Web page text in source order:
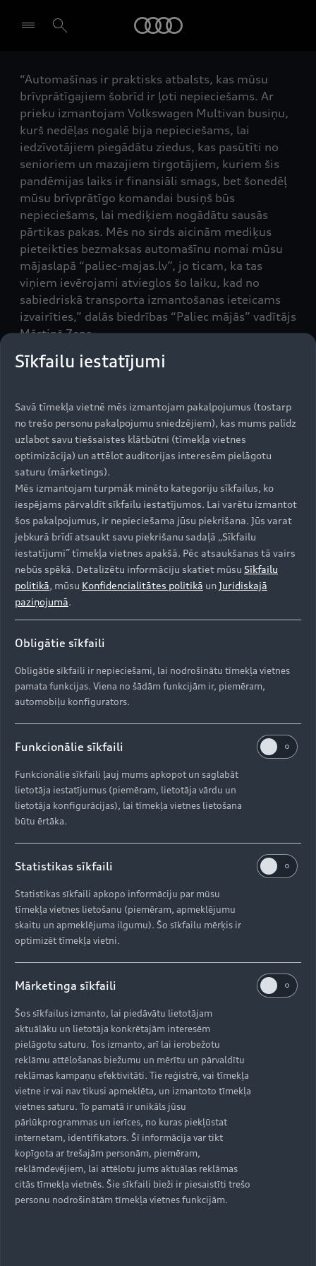
Izvēlēties dīleri
“Automašīnas ir praktisks atbalsts, kas mūsu
brīvprātīgajiem šobrīd ir ļoti nepieciešams. Ar
prieku izmantojam Volkswagen Multivan busiņu,
kurš nedēļas nogalē bija nepieciešams, lai
iedzīvotājiem piegādātu ziedus, kas pasūtīti no
senioriem un mazajiem tirgotājiem, kuriem šis
pandēmijas laiks ir finansiāli smags, bet šonedēļ
mūsu brīvprātīgo komandai busiņš būs
nepieciešams, lai mediķiem nogādātu sausās
pārtikas pakas. Mēs no sirds aicinām mediķus
pieteikties bezmaksas automašīnu nomai mūsu
mājaslapā “paliec-majas.lv”, jo ticam, ka tas
viņiem ievērojami atvieglos šo laiku, kad no
sabiedriskā transporta izmantošanas ieteicams
izvairīties,” dalās biedrības “Paliec mājās” vadītājs
Mārtiņš Zeps.
neierasts, tomēr šis ir brīdis, kad mēs katrs gan
individuāli, gan kā uzņēmums varam izvērtēt,
kādu atbalstu varam sniegt. Mēs varam
nodrošināt automašīnas, tādēļ uzrunājām
biedrības “Paliec mājās” komandu un vienojāmies
par veidu, kā varam palīdzēt. Pirmās automašīnas
jau ir veiksmīgi nodotas mediķu un biedrības
“Paliec mājās” brīvprātīgo komandas rīcībā. Esam
gatavībā nodrošināt vēl automašīnas un šobrīd
gaidām mediķu pieteikumus. Mūs ļoti iepriecina,
ka spējam kaut nedaudz atvieglot ikdienu tiem,
kuriem palikšana mājās šobrīd nav iespējama,”
par sadarbību stāsta Volkswagen un Audi
Grase-Ķibilde.
Šobrīd ar Volkswagen un Audi automašīnām
pieprasījums pēc bezmaksas automašīnu nomas
pieaugs. Volkswagen un Audi turpina aktīvu
sadarbību ar biedrības “Paliec mājās”
pārstāvjiem, lai spētu nodrošināt automašīnas
tiem, kuriem tas šobrīd ir patiesi nepieciešams.
Papildus tam lielākais automātisko degvielas
mazumtirgotājs Latvijā Neste nodrošinās ar
Neste degvielas karti automašīnas uzpildei.
Pieteikties bezmaksas auto nomai iespējams šeit:
https://paliec-majas.lv/atbalsts-medicinas-
darbiniekam/.
Modeļi
Visi modeļi
e-tron GT
Iegādāties Audi
Aktuālie piedāvājumi
Krājuma automobiļi
Audi serviss
Serviss un apkope
Aktualitātes
Sīkfailu iestatījumi
Savā tīmekļa vietnē mēs izmantojam pakalpojumus (tostarp
no trešo personu pakalpojumu sniedzējiem), kas mums palīdz
uzlabot savu tiešsaistes klātbūtni (tīmekļa vietnes
optimizācija) un attēlot auditorijas interesēm pielāgotu
saturu (mārketings).
Mēs izmantojam turpmāk minēto kategoriju sīkfailus, ko
iespējams pārvaldīt sīkfailu iestatījumos. Lai varētu izmantot
šos pakalpojumus, ir nepieciešama jūsu piekrišana. Jūs varat
jebkurā brīdī atsaukt savu piekrišanu sadaļā „Sīkfailu
iestatījumi” tīmekļa vietnes apakšā. Pēc atsaukšanas tā vairs
nebūs spēkā. Detalizētu informāciju skatiet mūsu Sīkfailu
politikā, mūsu Konfidencialitātes politikā unJuridiskajā
paziņojumā.
Obligātie sīkfaili
Obligātie sīkfaili ir nepieciešami, lai nodrošinātu tīmekļa vietnes
pamata funkcijas. Viena no šādām funkcijām ir, piemēram,
automobiļu konfigurators.
Funkcionālie sīkfaili
Funkcionālie sīkfaili ļauj mums apkopot un saglabāt
lietotāja iestatījumus (piemēram, lietotāja vārdu un
lietotāja konfigurācijas), lai tīmekļa vietnes lietošana
būtu ērtāka.
Statistikas sīkfaili
Statistikas sīkfaili apkopo informāciju par mūsu
tīmekļa vietnes lietošanu (piemēram, apmeklējumu
skaitu un apmeklējuma ilgumu). Šo sīkfailu mērķis ir
optimizēt tīmekļa vietni.
Mārketinga sīkfaili
Šos sīkfailus izmanto, lai piedāvātu lietotājam
aktuālāku un lietotāja konkrētajām interesēm
pielāgotu saturu. Tos izmanto, arī lai ierobežotu
reklāmu attēlošanas biežumu un mērītu un pārvaldītu
reklāmas kampaņu efektivitāti. Tie reģistrē, vai tīmekļa
vietne ir vai nav tikusi apmeklēta, un izmantoto tīmekļa
vietnes saturu. To pamatā ir unikāls jūsu
pārlūkprogrammas un ierīces, no kuras piekļūstat
internetam, identifikators. Šī informācija var tikt
kopīgota ar trešajām personām, piemēram,
reklāmdevējiem, lai attēlotu jums aktuālas reklāmas
citās tīmekļa vietnēs. Šie sīkfaili bieži ir piesaistīti trešo
personu nodrošinātām tīmekļa vietnes funkcijām.